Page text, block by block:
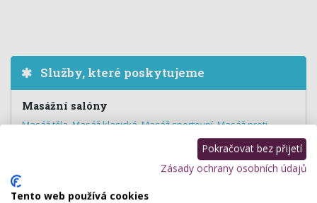
Služby, které poskytujeme
Masážní salóny
Masáž těla,Masáž klasická,Masáž sportovní,Masáž proti
Reflexní masáž,Dornova
Pokračovat bez přijetí
Zásady ochrany osobních údajů
Tento web používá cookies